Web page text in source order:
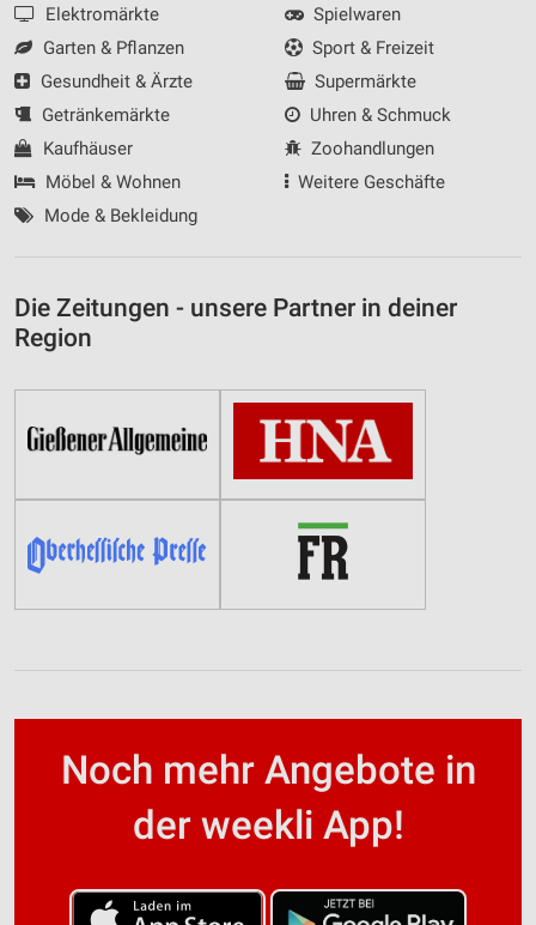
Elektromärkte
Garten & Pflanzen
Gesundheit & Ärzte
Getränkemärkte
Kaufhäuser
Möbel & Wohnen
Mode & Bekleidung
Spielwaren
Sport & Freizeit
Supermärkte
Uhren & Schmuck
Zoohandlungen
Weitere Geschäfte
Die Zeitungen - unsere Partner in deiner
Region
Noch mehr Angebote in
der weekli App!